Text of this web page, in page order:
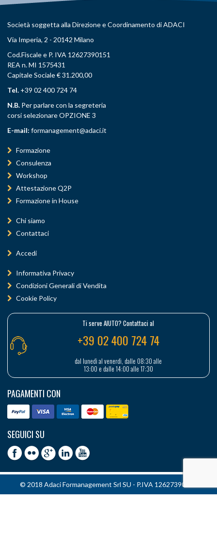
Società soggetta alla Direzione e Coordinamento di ADACI
Via Imperia, 2 - 20142 Milano
Cod.Fiscale e P. IVA 12627390151
REA n. MI 1575431
Capitale Sociale € 31.200,00
Tel. +39 02 400 724 74
N.B. Per parlare con la segreteria
corsi selezionare OPZIONE 3
E-mail: formanagement@adaci.it
Formazione
Consulenza
Workshop
Attestazione Q2P
Formazione in House
Chi siamo
Contattaci
Accedi
Informativa Privacy
Condizioni Generali di Vendita
Cookie Policy
Ti serve AIUTO? Contattaci al
+39 02 400 724 74
dal lunedì al venerdì, dalle 08:30 alle
13:00 e dalle 14:00 alle 17:30
PAGAMENTI CON
SEGUICI SU
© 2018 Adaci Formanagement Srl SU - P.IVA 12627390151